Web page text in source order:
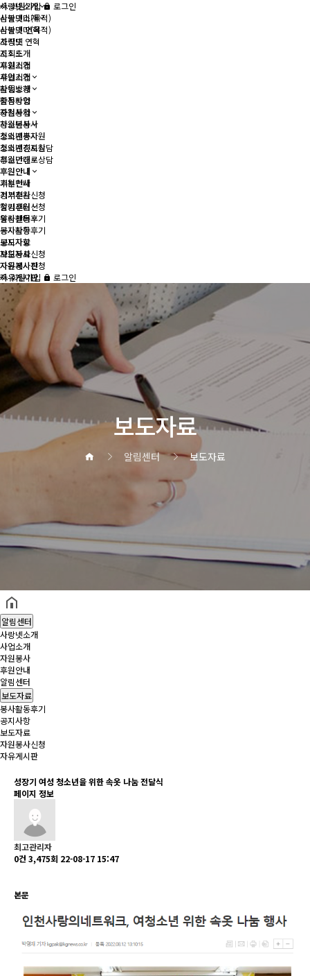
회원가입
로그인
사랑넷소개
심볼의미(목적)
사랑넷 연혁
조직도
지회소개
후원기업
사업소개
활동방향
중점사업
자원봉사
청소년봉사
소외계층지원
청소년진로상담
후원안내
후원안내
기부천사
정기후원신청
알림센터
봉사활동후기
공지사항
보도자료
자원봉사신청
자유게시판
사랑넷소개
심볼의미(목적)
사랑넷 연혁
조직도
지회소개
후원기업
사업소개
활동방향
중점사업
자원봉사
청소년봉사
소외계층지원
청소년진로상담
후원안내
후원안내
기부천사
정기후원신청
알림센터
봉사활동후기
공지사항
보도자료
자원봉사신청
자유게시판
회원가입
로그인
보도자료
알림센터 보도자료
알림센터
사랑넷소개
사업소개
자원봉사
후원안내
알림센터
보도자료
봉사활동후기
공지사항
보도자료
자원봉사신청
자유게시판
성장기 여성 청소년을 위한 속옷 나눔 전달식
페이지 정보
최고관리자
0건 3,475회 22-08-17 15:47
본문